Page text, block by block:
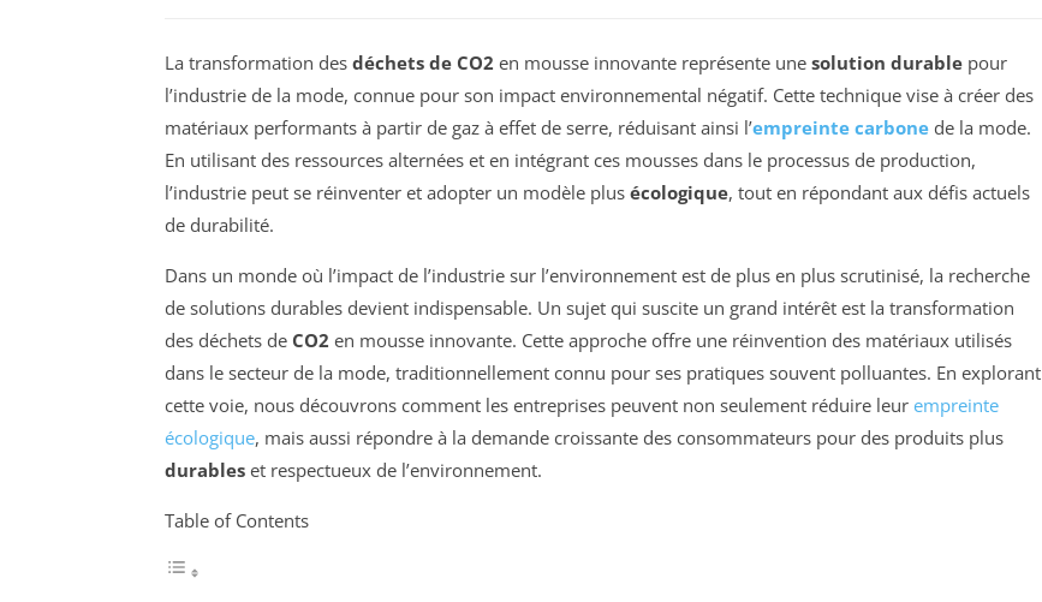
La transformation des déchets de CO2 en mousse innovante représente une solution durable pour
l’industrie de la mode, connue pour son impact environnemental négatif. Cette technique vise à créer des
matériaux performants à partir de gaz à effet de serre, réduisant ainsi l’empreinte carbone de la mode.
En utilisant des ressources alternées et en intégrant ces mousses dans le processus de production,
l’industrie peut se réinventer et adopter un modèle plus écologique, tout en répondant aux défis actuels
de durabilité.
Dans un monde où l’impact de l’industrie sur l’environnement est de plus en plus scrutinisé, la recherche
de solutions durables devient indispensable. Un sujet qui suscite un grand intérêt est la transformation
des déchets de CO2 en mousse innovante. Cette approche offre une réinvention des matériaux utilisés
dans le secteur de la mode, traditionnellement connu pour ses pratiques souvent polluantes. En explorant
cette voie, nous découvrons comment les entreprises peuvent non seulement réduire leur empreinte
écologique, mais aussi répondre à la demande croissante des consommateurs pour des produits plus
durables et respectueux de l’environnement.
Table of Contents